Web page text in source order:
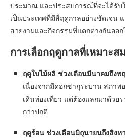
ประมาณ และประสบการณ์ที่จะได้รั
เป็นประเทศที่มีสี่ฤดูกาลอย่างชัดเจน
สวยงามและกิจกรรมที่แตกต่างกันออก
การเลือกฤดูกาลที่เหมาะ
ฤดูใบไม้ผลิ ช่วงเดือนมีนาคมถึงพ
เนื่องจากมีดอกซากุระบาน สภาพ
เดินท่องเที่ยว แต่ต้องแลกมาด้วย
กว่าปกติ
ฤดูร้อน ช่วงเดือนมิถุนายนถึงสิงห